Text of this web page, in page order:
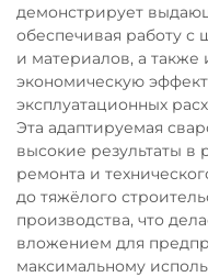
демонстрирует
обеспечивая работу
и материалов, а
экономическую
эксплуатационных
Эта адаптируемая
высокие результаты в
ремонта и
до тяжёлого
производства, что
вложением для
максимальному